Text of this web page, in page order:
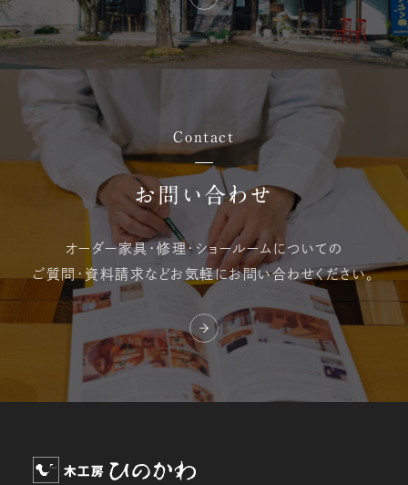
Contact
お問い合わせ
オーダー家具・修理・ ショールームについての
ご質問・資料請求などお気軽にお問い合わせください。